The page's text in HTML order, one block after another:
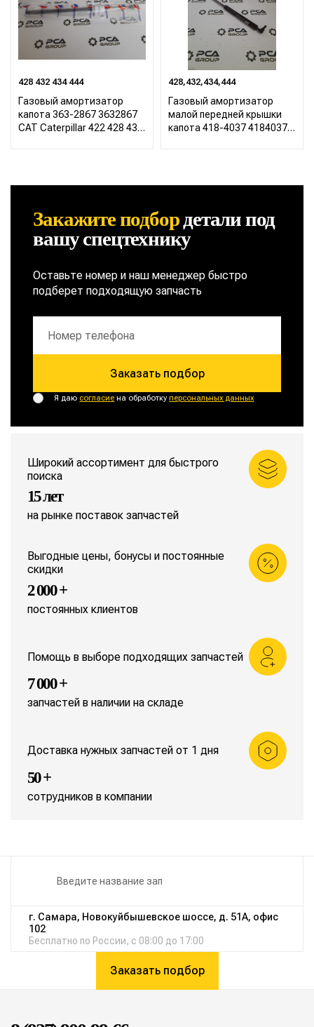
428 432 434 444
Газовый амортизатор
капота 363-2867 3632867
CAT Caterpillar 422 428 432
428,432,434,444
Газовый амортизатор
малой передней крышки
капота 418-4037 4184037
Закажите подбордеталипод
вашу спецтехнику
Оставьте номер и наш менеджер быстро
подберет подходящую запчасть
Заказать подбор
Я даю согласие на обработкуперсональных данных
Широкий ассортимент для быстрого
поиска
15 лет
на рынке поставок запчастей
Выгодные цены, бонусы и постоянные
скидки
2 000 +
постоянных клиентов
Помощь в выборе подходящих запчастей
7 000 +
запчастей в наличии на складе
Доставка нужных запчастей от 1 дня
50 +
сотрудников в компании
г. Самара, Новокуйбышевское шоссе, д. 51А, офис
102
Бесплатно по России, с 08:00 до 17:00
Заказать подбор